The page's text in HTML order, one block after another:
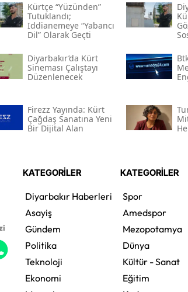
Kürtçe “yüzünden”
Tutuklandı;
Iddianemeye “yabancı
Dil” Olarak Geçti
Diyarbakır’da Kürt
Sineması Çalıştayı
Düzenlenecek
Firezz Yayında: Kürt
Çağdaş Sanatına Yeni
Bir Dijital Alan
KATEGORİLER
Diyarbakır Haberleri
Asayiş
Gündem
Politika
Teknoloji
Ekonomi
KATEGORİLER
Spor
Amedspor
Mezopotamya
Dünya
Kültür - Sanat
Eğitim